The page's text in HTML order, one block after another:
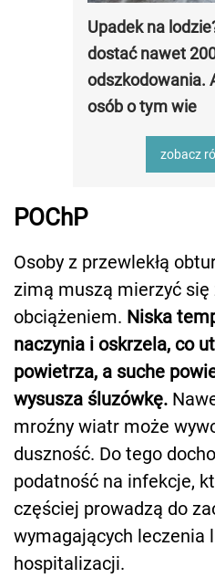
Upadek na
dostać nawet
odszkodowania.
osób o tym wie
zobacz
POChP
Osoby z przewlekłą
zimą muszą mierzyć się
obciążeniem. Niska
naczynia i oskrzela, co
powietrza, a suche
wysusza śluzówkę.
mroźny wiatr może
duszność. Do tego
podatność na infekcje,
częściej prowadzą do
wymagających leczenia
hospitalizacji.